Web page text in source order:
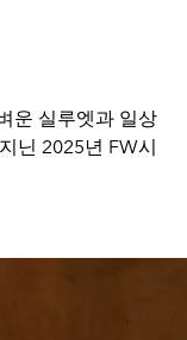
운 실루엣과 일상
닌 2025년 FW시